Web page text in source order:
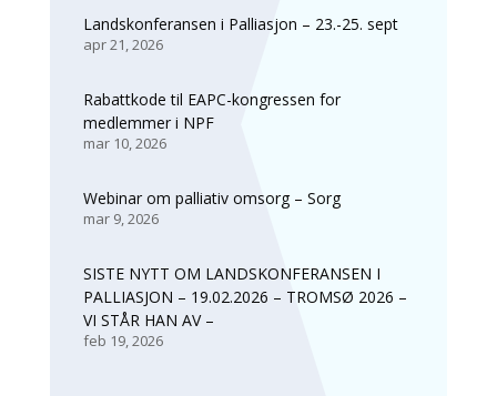
Landskonferansen i Palliasjon – 23.-25. sept
apr 21, 2026
Rabattkode til EAPC-kongressen for
medlemmer i NPF
mar 10, 2026
Webinar om palliativ omsorg – Sorg
mar 9, 2026
SISTE NYTT OM LANDSKONFERANSEN I
PALLIASJON – 19.02.2026 – TROMSØ 2026 –
VI STÅR HAN AV –
feb 19, 2026